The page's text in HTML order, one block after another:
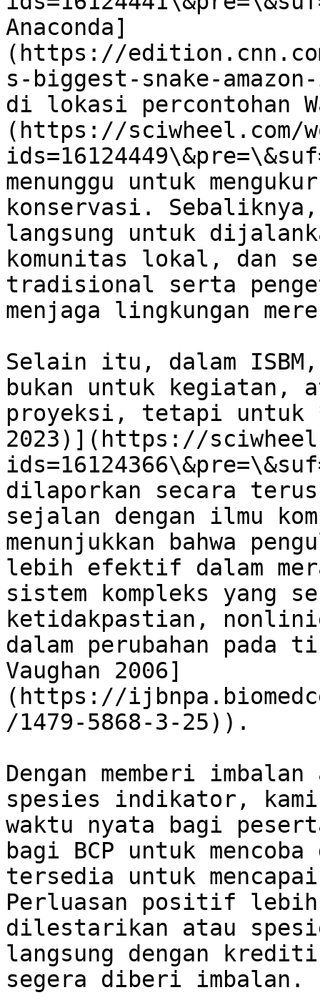
Anaconda]
(https://
s-biggest-snake-
di lokasi percontohan
(https://sciwheel.com/
menunggu untuk
konservasi.
langsung untuk
komunitas lokal, dan
tradisional serta
menjaga lingkungan
Selain itu, dalam
bukan untuk kegiatan,
proyeksi, tetapi
2023)](https://
dilaporkan secara
sejalan dengan ilmu
menunjukkan bahwa
lebih efektif dalam
sistem kompleks yang
ketidakpastian,
dalam perubahan pada
Vaughan 2006]
(https://
/1479-5868-3-25)).
Dengan memberi
spesies indikator,
waktu nyata bagi
bagi BCP untuk
tersedia untuk
Perluasan positif
dilestarikan atau
langsung dengan
segera diberi imbalan.